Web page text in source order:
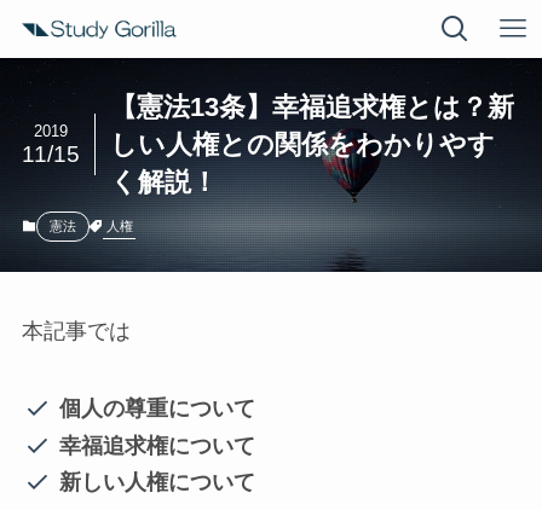
【憲法13条】幸福追求権とは？新
しい人権との関係をわかりやす
く解説！
2019
11/15
憲法 人権
本記事では
個人の尊重について
幸福追求権について
新しい人権について